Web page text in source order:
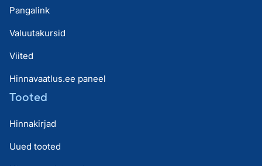
Pangalink
Valuutakursid
Viited
Hinnavaatlus.ee paneel
Tooted
Hinnakirjad
Uued tooted